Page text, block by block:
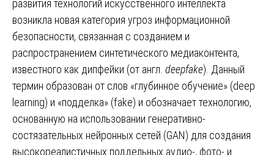
развития технологий искусственного интеллекта
возникла новая категория угроз информационной
безопасности, связанная с созданием и
распространением синтетического медиаконтента,
известного как дипфейки (от англ. deepfake). Данный
термин образован от слов «глубинное обучение» (deep
learning) и «подделка» (fake) и обозначает технологию,
основанную на использовании генеративно-
состязательных нейронных сетей (GAN) для создания
высокореалистичных поддельных аудио-, фото- и